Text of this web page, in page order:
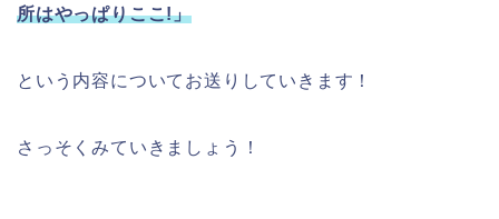
所はやっぱりここ!」
という内容についてお送りしていきます！
さっそくみていきましょう！